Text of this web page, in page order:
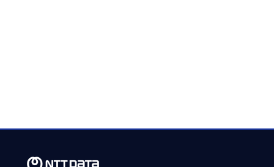
Fabrikhalle 2.0: Wie KI-fähige